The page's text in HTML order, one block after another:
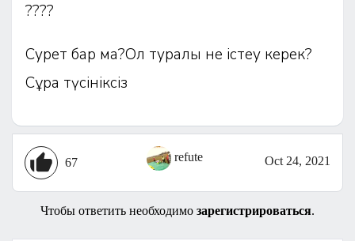
????
Сурет бар ма?Ол туралы не істеу керек?
Сұрақ түсініксіз
67 refute Oct 24, 2021
Чтобы ответить необходимо зарегистрироваться.